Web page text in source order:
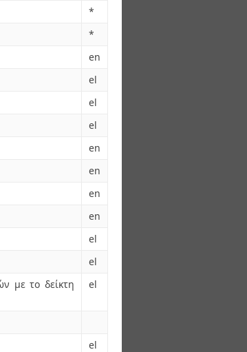
*
*
en
el
el
el
en
en
en
en
el
el
με το δείκτη
el
el